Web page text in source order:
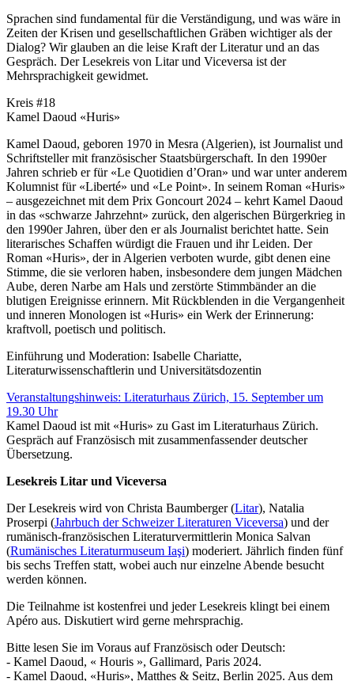
Sprachen sind fundamental für die Verständigung, und was wäre in
Zeiten der Krisen und gesellschaftlichen Gräben wichtiger als der
Dialog? Wir glauben an die leise Kraft der Literatur und an das
Gespräch. Der Lesekreis von Litar und Viceversa ist der
Mehrsprachigkeit gewidmet.
Kreis #18
Kamel Daoud «Huris»
Kamel Daoud, geboren 1970 in Mesra (Algerien), ist Journalist und
Schriftsteller mit französischer Staatsbürgerschaft. In den 1990er
Jahren schrieb er für «Le Quotidien d’Oran» und war unter anderem
Kolumnist für «Liberté» und «Le Point». In seinem Roman «Huris»
– ausgezeichnet mit dem Prix Goncourt 2024 – kehrt Kamel Daoud
in das «schwarze Jahrzehnt» zurück, den algerischen Bürgerkrieg in
den 1990er Jahren, über den er als Journalist berichtet hatte. Sein
literarisches Schaffen würdigt die Frauen und ihr Leiden. Der
Roman «Huris», der in Algerien verboten wurde, gibt denen eine
Stimme, die sie verloren haben, insbesondere dem jungen Mädchen
Aube, deren Narbe am Hals und zerstörte Stimmbänder an die
blutigen Ereignisse erinnern. Mit Rückblenden in die Vergangenheit
und inneren Monologen ist «Huris» ein Werk der Erinnerung:
kraftvoll, poetisch und politisch.
Einführung und Moderation: Isabelle Chariatte,
Literaturwissenschaftlerin und Universitätsdozentin
Veranstaltungshinweis: Literaturhaus Zürich, 15. September um
19.30 Uhr
Kamel Daoud ist mit «Huris» zu Gast im Literaturhaus Zürich.
Gespräch auf Französisch mit zusammenfassender deutscher
Übersetzung.
Lesekreis Litar und Viceversa
Der Lesekreis wird von Christa Baumberger (Litar), Natalia
Proserpi (Jahrbuch der Schweizer Literaturen Viceversa) und der
rumänisch-französischen Literaturvermittlerin Monica Salvan
(Rumänisches Literaturmuseum Iaşi) moderiert. Jährlich finden fünf
bis sechs Treffen statt, wobei auch nur einzelne Abende besucht
werden können.
Die Teilnahme ist kostenfrei und jeder Lesekreis klingt bei einem
Apéro aus. Diskutiert wird gerne mehrsprachig.
Bitte lesen Sie im Voraus auf Französisch oder Deutsch:
- Kamel Daoud, « Houris », Gallimard, Paris 2024.
- Kamel Daoud, «Huris», Matthes & Seitz, Berlin 2025. Aus dem